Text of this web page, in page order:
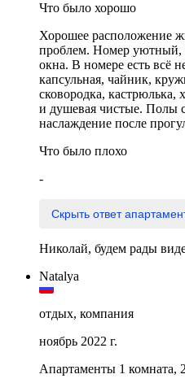
Что было хорошо
Хорошее расположение
проблем. Номер уютный,
окна. В номере есть всё
капсульная, чайник,
сковородка,
и душевая чистые. Полы
наслаждение после
Что было плохо
-
Скрыть ответ
Николай, будем рады
Natalya
отдых, компания
ноябрь 2022 г.
Апартаменты 1 комната,